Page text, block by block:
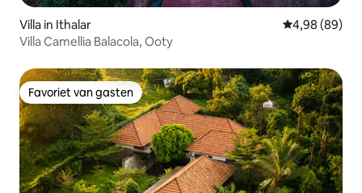
Villa in Ithalar Gemiddelde
4,98 (89)
Villa Camellia Balacola, Ooty
Favoriet van gasten
Favoriet van gasten